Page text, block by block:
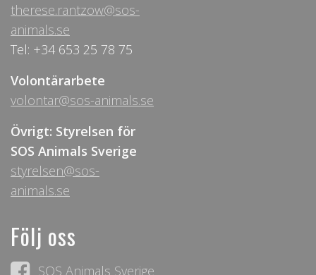
therese.rantzow@sos-
animals.se
Tel: +34 653 25 78 75
Volontärarbete
volontar@sos-animals.se
Övrigt: Styrelsen för
SOS Animals Sverige
styrelsen@sos-
animals.se
Följ oss
SOS Animals Sverige